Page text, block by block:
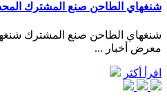
شنغهاي الطاحن صنع المشترك
معرض أخبار ...
اقرأ أكثر